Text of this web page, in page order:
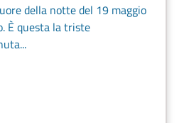
della notte del 19 maggio
È questa la triste